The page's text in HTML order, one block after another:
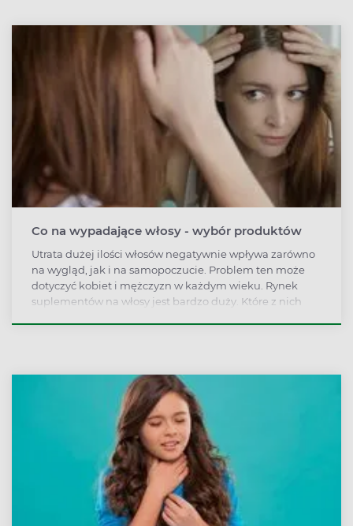
Co na wypadające włosy - wybór produktów
Utrata dużej ilości włosów negatywnie wpływa zarówno
na wygląd, jak i na samopoczucie. Problem ten może
dotyczyć kobiet i mężczyzn w każdym wieku. Rynek
suplementów na włosy jest bardzo duży. Które z nich